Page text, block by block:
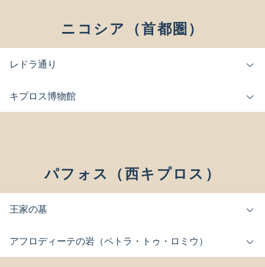
ニコシア（首都圏）
レドラ通り
キプロス博物館
パフォス（西キプロス）
王家の墓
アフロディーテの岩（ペトラ・トゥ・ロミウ）